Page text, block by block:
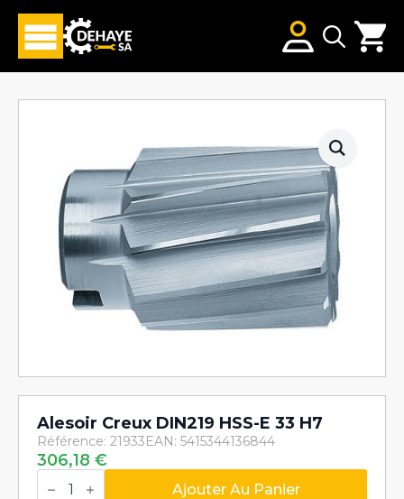
Alesoir Creux DIN219 HSS-E 33 H7
Référence: 21933EAN: 5415344136844
306,18 €
quantité
de
Ajouter Au Panier